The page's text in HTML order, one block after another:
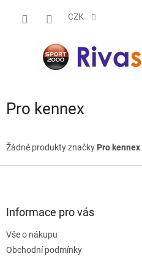
CZK
Pro kennex
Žádné produkty značky Pro kennex
Informace pro vás
Vše o nákupu
Obchodní podmínky